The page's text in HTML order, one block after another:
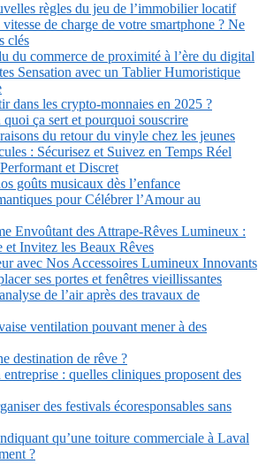
règles du jeu de l’immobilier locatif
de charge de votre smartphone ? Ne
clés
du commerce de proximité à l’ère du digital
Sensation avec un Tablier Humoristique
dans les crypto-monnaies en 2025 ?
ça sert et pourquoi souscrire
du retour du vinyle chez les jeunes
: Sécurisez et Suivez en Temps Réel
et Discret
goûts musicaux dès l’enfance
pour Célébrer l’Amour au
Envoûtant des Attrape-Rêves Lumineux :
et Invitez les Beaux Rêves
avec Nos Accessoires Lumineux Innovants
ses portes et fenêtres vieillissantes
de l’air après des travaux de
ventilation pouvant mener à des
destination de rêve ?
: quelles cliniques proposent des
des festivals écoresponsables sans
qu’une toiture commerciale à Laval
?